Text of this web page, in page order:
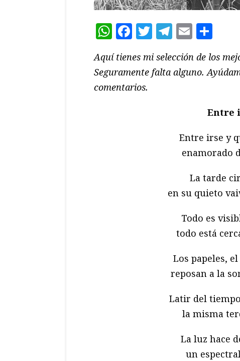
WhatsApp
Facebook
Twitter
Telegram
Email
Aquí tienes mi selección de los
Seguramente falta alguno.
comentarios.
Entre
Entre irse y
enamorado
La tarde
en su quieto
Todo es
todo está
Los papeles,
reposan a la
Latir del
la misma
La luz hace
un